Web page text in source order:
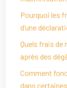
Pourquoi les
d’une
Quels frais
après des
Comment
dans